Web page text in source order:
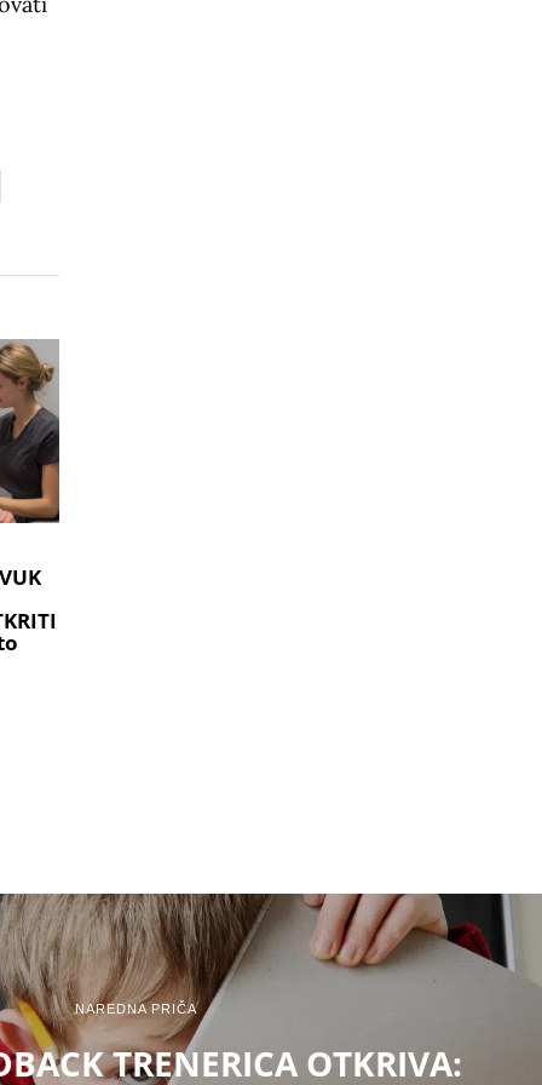
NAREDNA PRIČA
TRENERICA OTKRIVA: